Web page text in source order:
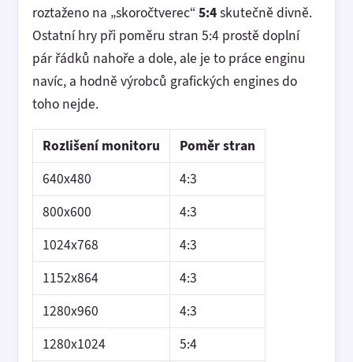
roztaženo na „skoročtverec“5:4skutečně divně.
Ostatní hry při poměru stran 5:4 prostě doplní
pár řádků nahoře a dole, ale je to práce enginu
navíc, a hodně výrobců grafických engines do
toho nejde.
Rozlišení monitoru
Poměr stran
640x480
4:3
800x600
4:3
1024x768
4:3
1152x864
4:3
1280x960
4:3
1280x1024
5:4